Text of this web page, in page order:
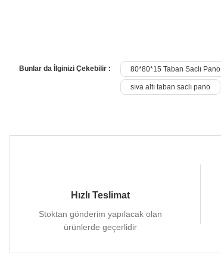
Bunlar da İlginizi Çekebilir : 80*80*15 Taban Saclı Pano
sıva altı taban saclı pano
Hızlı Teslimat
Stoktan gönderim yapılacak olan
ürünlerde geçerlidir